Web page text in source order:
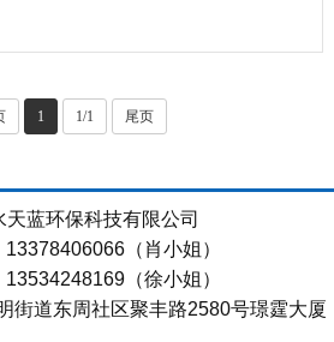
1 1/1 尾页
天蓝环保科技有限公司
（肖小姐）
（徐小姐）
街道东周社区聚丰路2580号璟霆大厦